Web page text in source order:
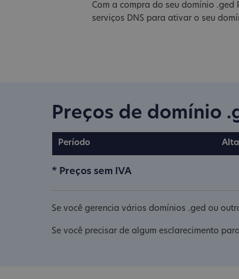
Com a compra do seu domínio .ged
serviços DNS para ativar o seu
Preços de domínio
Período Alta
* Preços sem IVA
Se você gerencia vários domínios .ged ou
Se você precisar de algum esclarecimento